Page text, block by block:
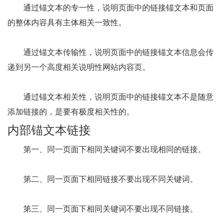
通过锚文本的专一性，说明页面中的链接锚文本和页面
的整体内容具有主体相关一致性。
通过锚文本传输性，说明页面中的链接锚文本信息会传
递到另一个高度相关说明性网站内容页。
通过锚文本相关性，说明页面中的链接锚文本不是随意
添加链接的，是要有极度相关性的。
内部锚文本链接
第一、同一页面下相同关键词不要出现相同的链接。
第二、同一页面下相同链接不要出现不同关键词。
第三、同一页面下相同关键词不要出现不同链接。